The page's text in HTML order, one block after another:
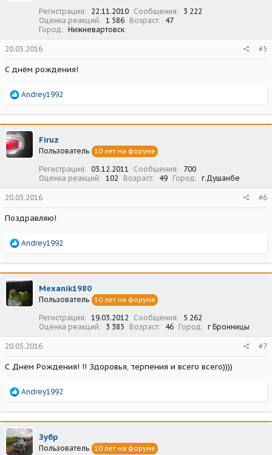
Регистрация 22.11.2010 Сообщения
3 222
Оценка реакций
1 586 Возраст
47
Город
Нижневартовск
20.05.2016 #5
С днём рождения!
Р
а
к
ц
и
и
Andrey1992
Firuz
Пользователь 10 лет на форуме
Регистрация 03.12.2011 Сообщения
700
Оценка реакций
102 Возраст 49 Город г.Душанбе
20.05.2016 #6
Поздравляю!
Р
а
к
ц
и
и
Andrey1992
Mexanik1980
Пользователь 10 лет на форуме
Регистрация 19.03.2012 Сообщения
5 262
Оценка реакций
3 385 Возраст 46 Город г Бронницы
20.05.2016 #7
С Днем Рождения! !! Здоровья, терпения и всего всего))))
Р
а
к
ц
и
и
Andrey1992
Зубр
Пользователь 10 лет на форуме